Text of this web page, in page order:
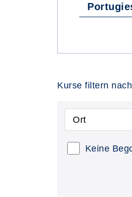
Kurse filtern
Ort
Keine